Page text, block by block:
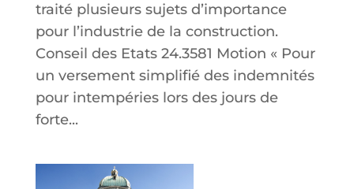
traité plusieurs sujets d’importance
pour l’industrie de la construction.
Conseil des Etats 24.3581 Motion « Pour
un versement simplifié des indemnités
pour intempéries lors des jours de
forte...